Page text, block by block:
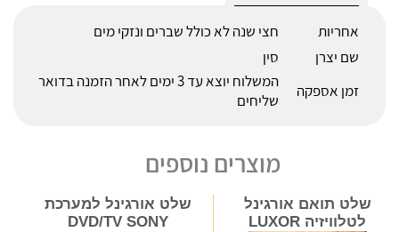
אחריות
חצי שנה לא כולל שברים ונזקי מים
שם יצרן
סין
זמן אספקה
המשלוח יוצא עד 3 ימים לאחר הזמנה בדואר
שליחים
מוצרים נוספים
שלט תואם אורגינל
לטלוויזיה LUXOR
שלט אורגינל למערכת
DVD/TV SONY